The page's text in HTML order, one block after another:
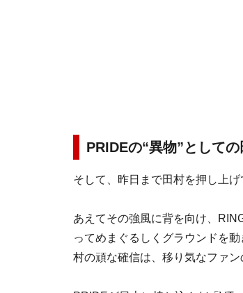
PRIDEの“異物”としての
そして、昨日まで田村を押し上
あえてその強風に背を向け、
ってめまぐるしくグラウンドを
村の頑な確信は、移り気なファ